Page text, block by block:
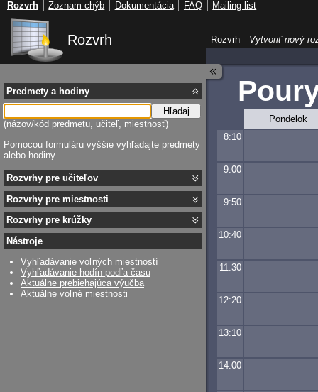
Rozvrh
Pondelok
8:10
9:00
9:50
10:40
11:30
12:20
13:10
14:00
Predmety a hodiny
Hľadaj
(názov/kód predmetu, učiteľ, miestnosť)
Pomocou formuláru vyššie vyhľadajte predmety
alebo hodiny
Rozvrhy pre učiteľov
Rozvrhy pre miestnosti
Rozvrhy pre krúžky
Nástroje
Vyhľadávanie voľných miestností
Vyhľadávanie hodín podľa času
Aktuálne prebiehajúca výučba
Aktuálne voľné miestnosti
Rozvrh Vytvoriť nový
Rozvrh Zoznam chýb Dokumentácia FAQ Mailing list